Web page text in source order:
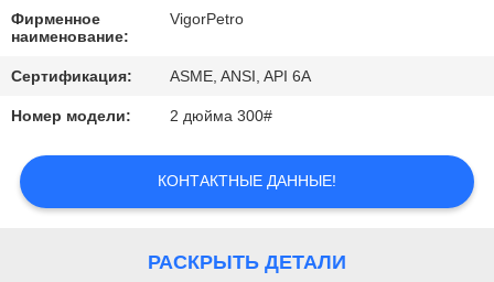
ДАННЫЕ
ОТПРАВИТЬ
ЗАПРОС
КАРТА
САЙТА
Фирменное
наименование:
VigorPetro
Сертификация: ASME, ANSI, API 6A
Номер модели: 2 дюйма 300#
КОНТАКТНЫЕ ДАННЫЕ!
РАСКРЫТЬ ДЕТАЛИ